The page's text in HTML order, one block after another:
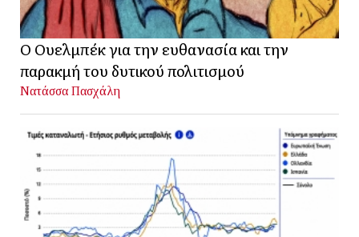
Ο Ουελμπέκ για την ευθανασία και την
παρακμή του δυτικού πολιτισμού
Νατάσσα Πασχάλη